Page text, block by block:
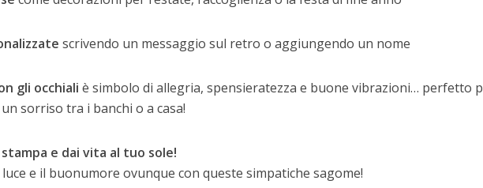
scrivendo un messaggio sul retro o aggiungendo un nome
gli occhiali è simbolo di allegria, spensieratezza e buone vibrazioni… perfetto
sorriso tra i banchi o a casa!
stampa e dai vita al tuo sole!
e il buonumore ovunque con queste simpatiche sagome!